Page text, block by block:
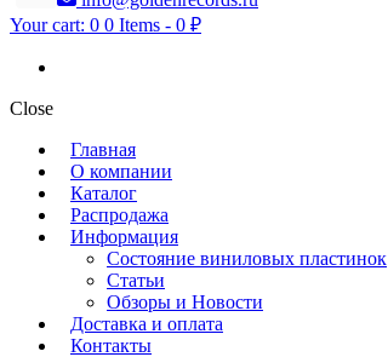
Your cart: 0 0 Items - 0 ₽
Close
Главная
О компании
Каталог
Распродажа
Информация
Состояние виниловых пластинок
Статьи
Обзоры и Новости
Доставка и оплата
Контакты